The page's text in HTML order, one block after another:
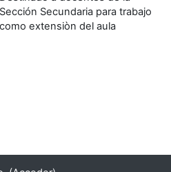
Sección Secundaria para trabajo
como extensiòn del aula